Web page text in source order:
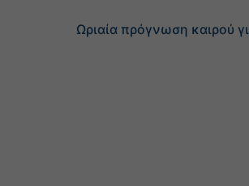
Ωριαία πρόγνωση καιρού